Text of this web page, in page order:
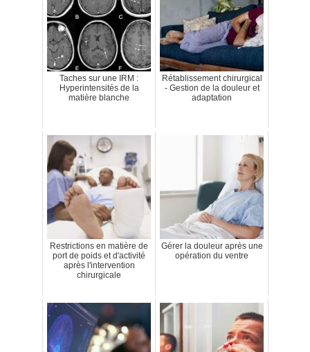
Taches sur une IRM :
Hyperintensités de la
matière blanche
Rétablissement chirurgical
- Gestion de la douleur et
adaptation
Restrictions en matière de
port de poids et d'activité
après l'intervention
chirurgicale
Gérer la douleur après une
opération du ventre